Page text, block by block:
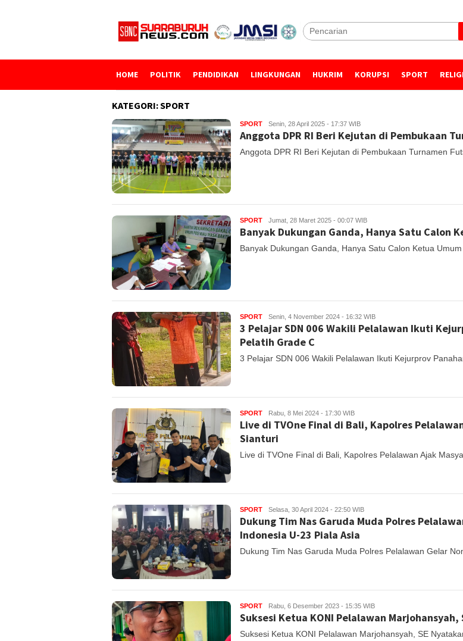
HOME POLITIK PENDIDIKAN LINGKUNGAN HUKRIM KORUPSI SPORT
KATEGORI:SPORT
SPORT Senin, 28 April 2025 - 17:37 WIB
Anggota DPR RI Beri Kejutan di Pembukaan
Anggota DPR RI Beri Kejutan di Pembukaan Turnamen
SPORT Jumat, 28 Maret 2025 - 00:07 WIB
Banyak Dukungan Ganda, Hanya Satu Calon
Banyak Dukungan Ganda, Hanya Satu Calon Ketua
SPORT Senin, 4 November 2024 - 16:32 WIB
3 Pelajar SDN 006 Wakili Pelalawan Ikuti
Pelatih Grade C
3 Pelajar SDN 006 Wakili Pelalawan Ikuti Kejurprov
SPORT Rabu, 8 Mei 2024 - 17:30 WIB
Live di TVOne Final di Bali, Kapolres
Sianturi
Live di TVOne Final di Bali, Kapolres Pelalawan Ajak
SPORT Selasa, 30 April 2024 - 22:50 WIB
Dukung Tim Nas Garuda Muda Polres
Indonesia U-23 Piala Asia
Dukung Tim Nas Garuda Muda Polres Pelalawan Gelar
SPORT Rabu, 6 Desember 2023 - 15:35 WIB
Suksesi Ketua KONI Pelalawan Marjohansyah,
Suksesi Ketua KONI Pelalawan Marjohansyah, SE